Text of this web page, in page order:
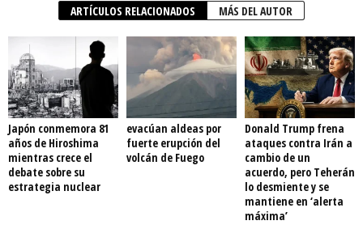
ARTÍCULOS RELACIONADOS MÁS DEL AUTOR
Japón conmemora 81
años de Hiroshima
mientras crece el
debate sobre su
estrategia nuclear
evacúan aldeas por
fuerte erupción del
volcán de Fuego
Donald Trump frena
ataques contra Irán a
cambio de un
acuerdo, pero Teherán
lo desmiente y se
mantiene en ‘alerta
máxima’